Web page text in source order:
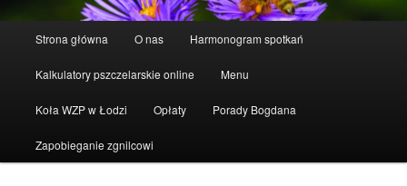
Strona główna O nas Harmonogram spotkań
Kalkulatory pszczelarskie online Menu
Koła WZP w Łodzi Opłaty Porady Bogdana
Zapobieganie zgnilcowi